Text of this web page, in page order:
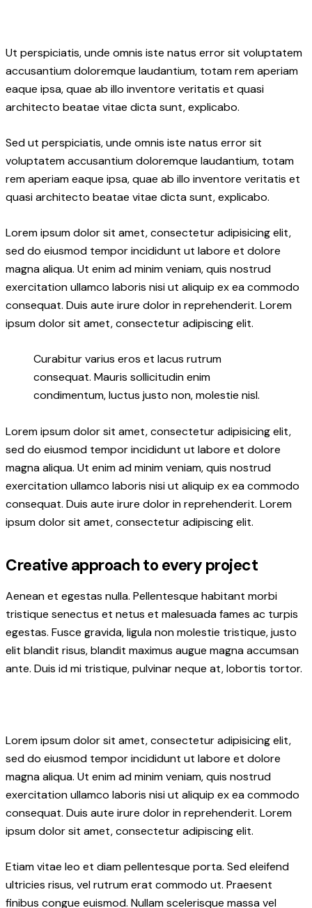
Ut perspiciatis, unde omnis iste natus error sit voluptatem
accusantium doloremque laudantium, totam rem aperiam
eaque ipsa, quae ab illo inventore veritatis et quasi
architecto beatae vitae dicta sunt, explicabo.
Sed ut perspiciatis, unde omnis iste natus error sit
voluptatem accusantium doloremque laudantium, totam
rem aperiam eaque ipsa, quae ab illo inventore veritatis et
quasi architecto beatae vitae dicta sunt, explicabo.
Lorem ipsum dolor sit amet, consectetur adipisicing elit,
sed do eiusmod tempor incididunt ut labore et dolore
magna aliqua. Ut enim ad minim veniam, quis nostrud
exercitation ullamco laboris nisi ut aliquip ex ea commodo
consequat. Duis aute irure dolor in reprehenderit. Lorem
ipsum dolor sit amet, consectetur adipiscing elit.
Curabitur varius eros et lacus rutrum
consequat. Mauris sollicitudin enim
condimentum, luctus justo non, molestie nisl.
Lorem ipsum dolor sit amet, consectetur adipisicing elit,
sed do eiusmod tempor incididunt ut labore et dolore
magna aliqua. Ut enim ad minim veniam, quis nostrud
exercitation ullamco laboris nisi ut aliquip ex ea commodo
consequat. Duis aute irure dolor in reprehenderit. Lorem
ipsum dolor sit amet, consectetur adipiscing elit.
Creative approach to every project
Aenean et egestas nulla. Pellentesque habitant morbi
tristique senectus et netus et malesuada fames ac turpis
egestas. Fusce gravida, ligula non molestie tristique, justo
elit blandit risus, blandit maximus augue magna accumsan
ante. Duis id mi tristique, pulvinar neque at, lobortis tortor.
Lorem ipsum dolor sit amet, consectetur adipisicing elit,
sed do eiusmod tempor incididunt ut labore et dolore
magna aliqua. Ut enim ad minim veniam, quis nostrud
exercitation ullamco laboris nisi ut aliquip ex ea commodo
consequat. Duis aute irure dolor in reprehenderit. Lorem
ipsum dolor sit amet, consectetur adipiscing elit.
Etiam vitae leo et diam pellentesque porta. Sed eleifend
ultricies risus, vel rutrum erat commodo ut. Praesent
finibus congue euismod. Nullam scelerisque massa vel